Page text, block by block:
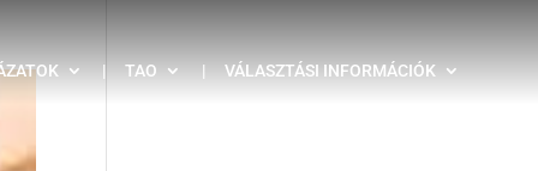
| TAO | VÁLASZTÁSI INFORMÁCIÓK